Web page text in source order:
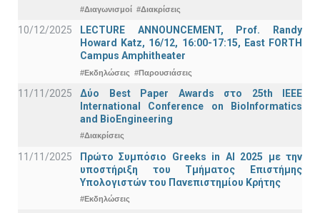
#Διαγωνισμοί #Διακρίσεις
10/12/2025
LECTURE ANNOUNCEMENT, Prof. Randy
Howard Katz, 16/12, 16:00-17:15, East FORTH
Campus Amphitheater
#Εκδηλώσεις #Παρουσιάσεις
11/11/2025
Δύο Best Paper Awards στο 25th IEEE
International Conference on BioInformatics
and BioEngineering
#Διακρίσεις
11/11/2025
Πρώτο Συμπόσιο Greeks in AI 2025 με την
υποστήριξη του Τμήματος Επιστήμης
Υπολογιστών του Πανεπιστημίου Κρήτης
#Εκδηλώσεις